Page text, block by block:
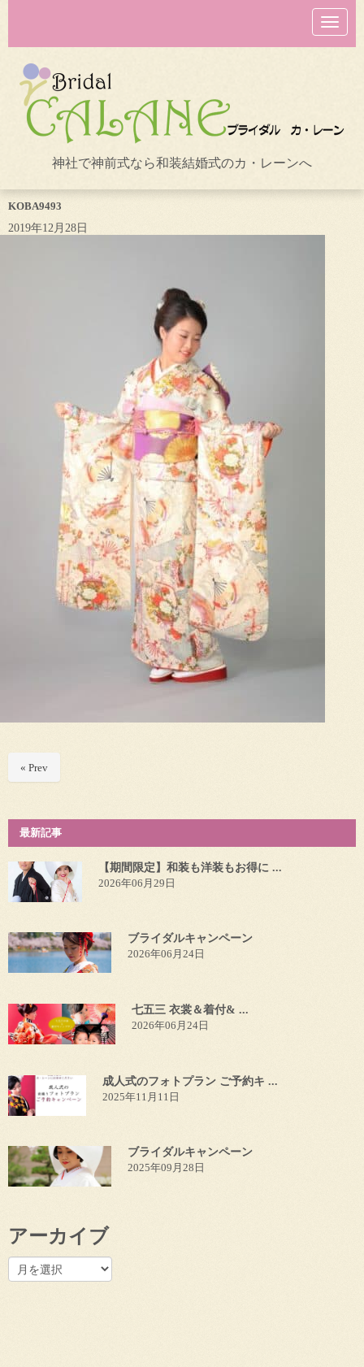
N
a
v
o
n
神社で神前式なら和装結婚式のカ・レーンへ
KOBA9493
2019年12月28日
« Prev
最新記事
【期間限定】和装も洋装もお得に ...
2026年06月29日
ブライダルキャンペーン
2026年06月24日
七五三 衣裳＆着付& ...
2026年06月24日
成人式のフォトプラン ご予約キ ...
2025年11月11日
ブライダルキャンペーン
2025年09月28日
アーカイブ